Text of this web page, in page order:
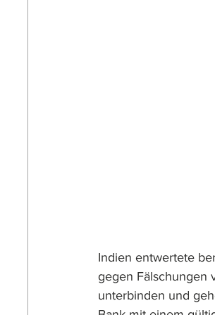
Indien entwertete
gegen Fälschungen
unterbinden und